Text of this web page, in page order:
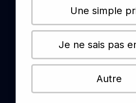
Une simple
Je ne sais pas
Autre